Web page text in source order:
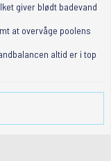
giver blødt badevand
at overvåge poolens
altid er i top